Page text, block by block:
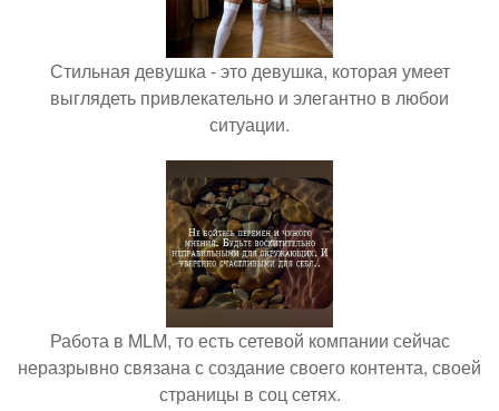
Стильная девушка - это девушка, которая умеет
выглядеть привлекательно и элегантно в любои
ситуации.
Работа в MLM, то есть сетевой компании сейчас
неразрывно связана с создание своего контента, своей
страницы в соц сетях.